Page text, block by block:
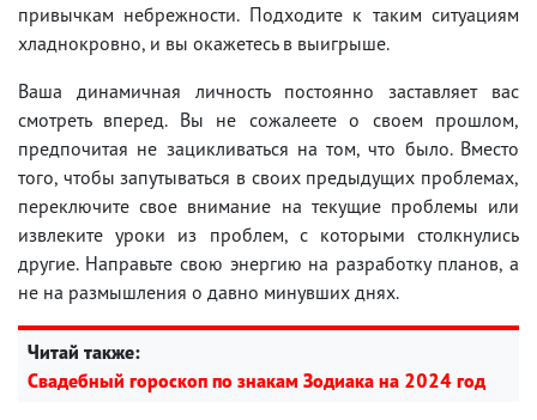
привычкам небрежности. Подходите к таким ситуациям
хладнокровно, и вы окажетесь в выигрыше.
Ваша динамичная личность постоянно заставляет вас
смотреть вперед. Вы не сожалеете о своем прошлом,
предпочитая не зацикливаться на том, что было. Вместо
того, чтобы запутываться в своих предыдущих проблемах,
переключите свое внимание на текущие проблемы или
извлеките уроки из проблем, с которыми столкнулись
другие. Направьте свою энергию на разработку планов, а
не на размышления о давно минувших днях.
Читай также:
Свадебный гороскоп по знакам Зодиака на 2024 год